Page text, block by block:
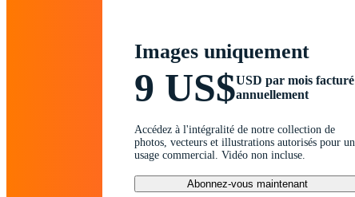
Images uniquement
9 US$USD par mois facturé
annuellement
Accédez à l'intégralité de notre collection de
photos, vecteurs et illustrations autorisés pour un
usage commercial. Vidéo non incluse.
Abonnez-vous maintenant